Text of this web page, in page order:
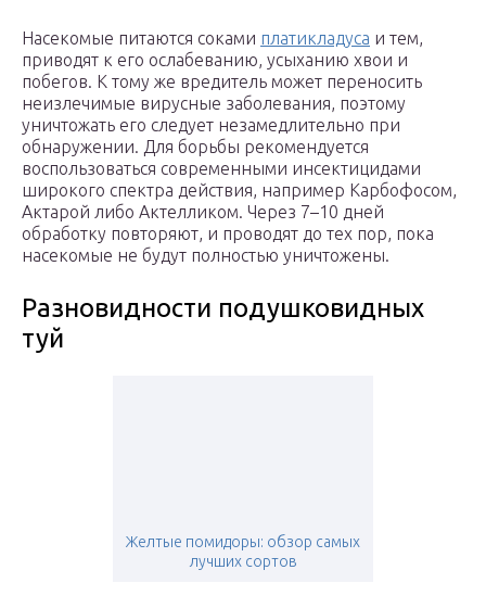
Насекомые питаются соками платикладуса и тем,
приводят к его ослабеванию, усыханию хвои и
побегов. К тому же вредитель может переносить
неизлечимые вирусные заболевания, поэтому
уничтожать его следует незамедлительно при
обнаружении. Для борьбы рекомендуется
воспользоваться современными инсектицидами
широкого спектра действия, например Карбофосом,
Актарой либо Актелликом. Через 7–10 дней
обработку повторяют, и проводят до тех пор, пока
насекомые не будут полностью уничтожены.
Разновидности подушковидных
туй
Желтые помидоры: обзор самых
лучших сортов